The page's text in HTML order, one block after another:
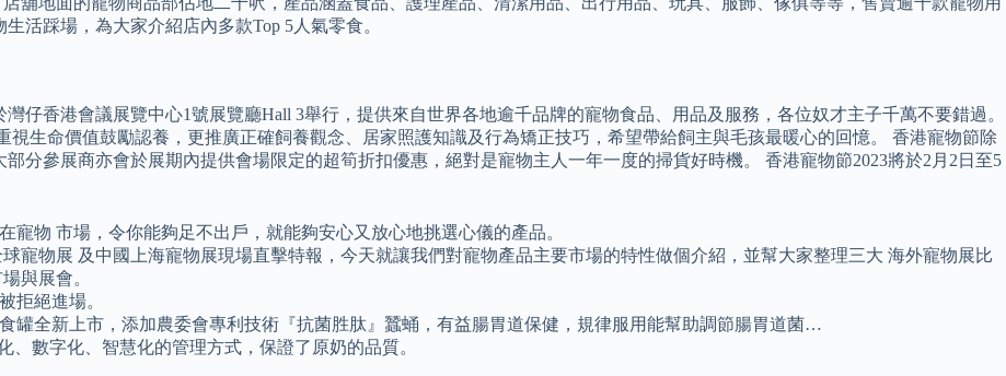
活踩場，為大家介紹店內多款Top 5人氣零食。
仔香港會議展覽中心1號展覽廳Hall 3舉行，提供來自世界各地逾千品牌的寵物食品、用品及服務，各位奴才主子千萬不要錯過。
生命價值鼓勵認養，更推廣正確飼養觀念、居家照護知識及行為矯正技巧，希望帶給飼主與毛孩最暖心的回憶。 香港寵物節除
分參展商亦會於展期內提供會場限定的超筍折扣優惠，絕對是寵物主人一年一度的掃貨好時機。 香港寵物節2023將於2月2日至5
物 市場，令你能夠足不出戶，就能夠安心又放心地挑選心儀的產品。
寵物展 及中國上海寵物展現場直擊特報，今天就讓我們對寵物產品主要市場的特性做個介紹，並幫大家整理三大 海外寵物展比
與展會。
拒絕進場。
罐全新上市，添加農委會專利技術『抗菌胜肽』蠶蛹，有益腸胃道保健，規律服用能幫助調節腸胃道菌…
數字化、智慧化的管理方式，保證了原奶的品質。